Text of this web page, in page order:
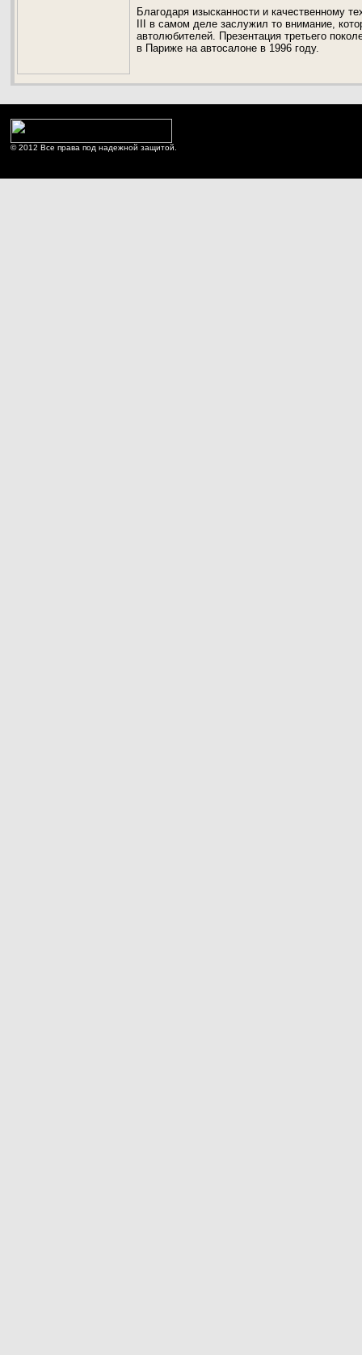
Благодаря изысканности и качественному
III в самом деле заслужил то внимание,
автолюбителей. Презентация третьего
в Париже на автосалоне в 1996 году.
© 2012 Все права под надежной защитой.